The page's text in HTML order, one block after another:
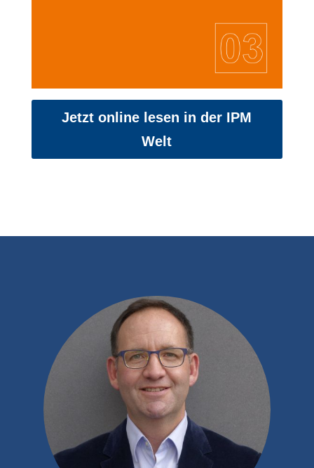
Jetzt online lesen in der IPM
Welt